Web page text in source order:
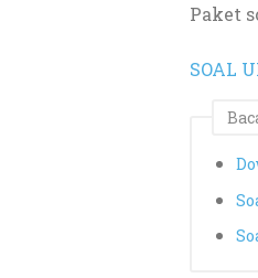
Paket
SOAL